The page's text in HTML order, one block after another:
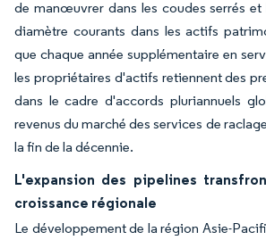
de manœuvrer dans les coudes serrés et
diamètre courants dans les actifs
que chaque année supplémentaire en
les propriétaires d'actifs retiennent des
dans le cadre d'accords pluriannuels
revenus du marché des services de
la fin de la décennie.
L'expansion des pipelines
croissance régionale
Le développement de la région Asie-